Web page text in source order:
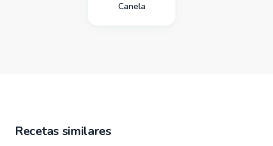
Canela
Recetas similares